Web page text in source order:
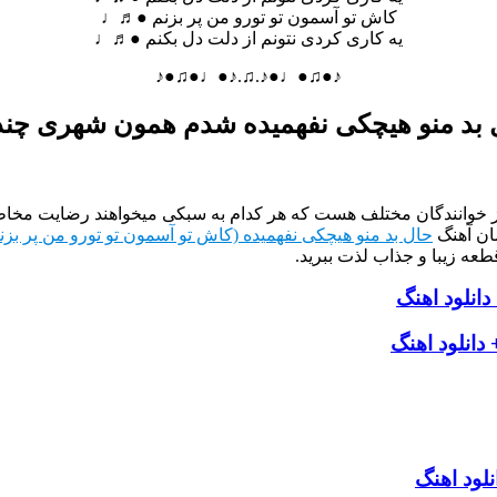
کاش تو آسمون تو تورو من پر بزنم ●♬♩
یه کاری کردی نتونم از دلت دل بکنم ●♬♩
♪●♫●♩●♪.♫.♪●♩●♫●♪
بد منو هیچکی نفهمیده شدم همون شهری
خوانندگان مختلف هست که هر کدام به سبکی میخواهند رضایت
آهنگ حال بد منو هیچکی نفهمیده (کاش تو آسمون تو تورو من پر
زیبا و جذاب لذت ببرید.
اهنگ
اهنگ
اهنگ